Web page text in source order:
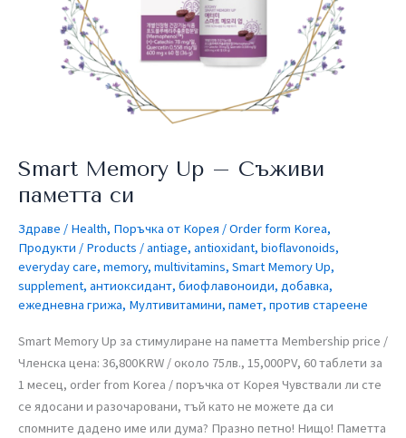
Smart Memory Up – Съживи
паметта си
Здраве / Health, Поръчка от Корея / Order form Korea,
Продукти / Products /antiage, antioxidant, bioflavonoids,
everyday care, memory, multivitamins, Smart Memory Up,
supplement, антиоксидант, биофлавоноиди, добавка,
ежедневна грижа, Мултивитамини, памет, против стареене
Smart Memory Up за стимулиране на паметта​ Membership price /
Членска цена: 36,800KRW / около 75лв., 15,000PV, 60 таблети за
1 месец, order from Korea / поръчка от Корея Чувствали ли сте
се ядосани и разочаровани, тъй като не можете да си
спомните дадено име или дума? Празно петно! Нищо! Паметта